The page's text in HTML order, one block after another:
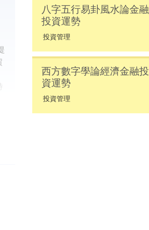
八字五行易卦風水論金融
投資運勢
投資管理
西方數字學論經濟金融投
資運勢
投資管理